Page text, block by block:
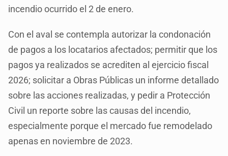
incendio ocurrido el 2 de enero.
Con el aval se contempla autorizar la condonación
de pagos a los locatarios afectados; permitir que los
pagos ya realizados se acrediten al ejercicio fiscal
2026; solicitar a Obras Públicas un informe detallado
sobre las acciones realizadas, y pedir a Protección
Civil un reporte sobre las causas del incendio,
especialmente porque el mercado fue remodelado
apenas en noviembre de 2023.